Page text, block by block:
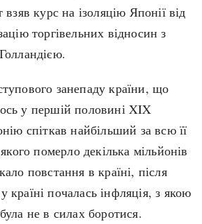
взяв курс на ізоляцію Японії від
торгівельних відносин з
занепаду країни, що
у першій половині XIX
спіткав найбільший за всю її
померло декілька мільйонів
повстання в країні, після
почалась інфляція, з якою
не в силах боротися.